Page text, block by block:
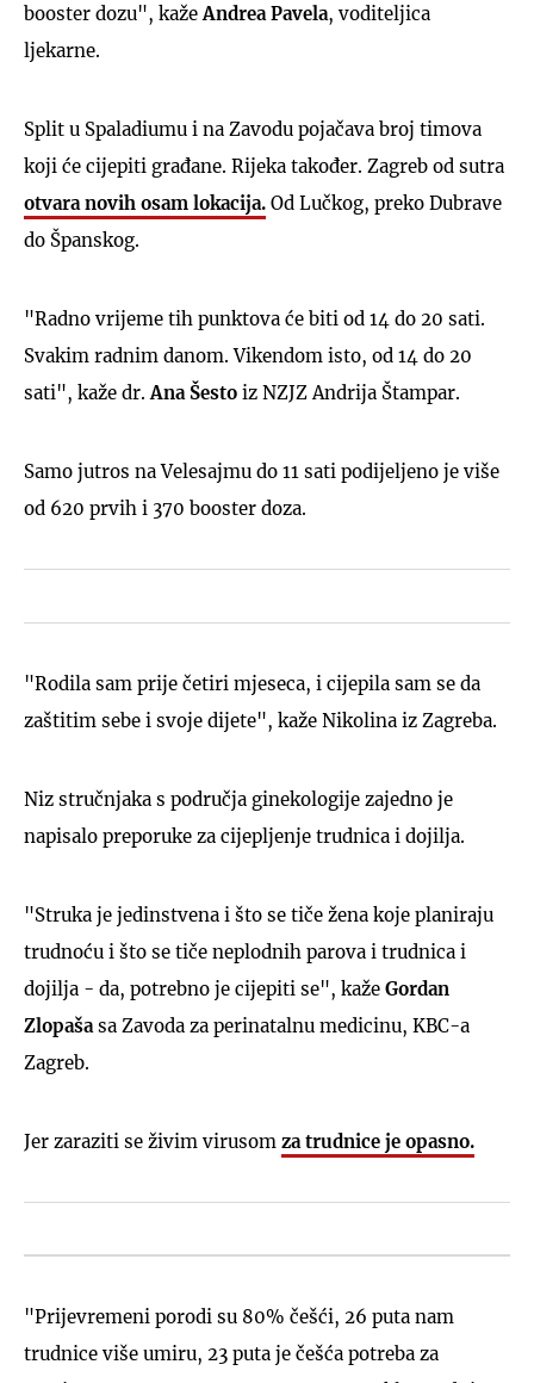
booster dozu", kaže Andrea Pavela, voditeljica
ljekarne.
Split u Spaladiumu i na Zavodu pojačava broj timova
koji će cijepiti građane. Rijeka također. Zagreb od sutra
otvara novih osam lokacija. Od Lučkog, preko Dubrave
do Španskog.
"Radno vrijeme tih punktova će biti od 14 do 20 sati.
Svakim radnim danom. Vikendom isto, od 14 do 20
sati", kaže dr. Ana Šesto iz NZJZ Andrija Štampar.
Samo jutros na Velesajmu do 11 sati podijeljeno je više
od 620 prvih i 370 booster doza.
"Rodila sam prije četiri mjeseca, i cijepila sam se da
zaštitim sebe i svoje dijete", kaže Nikolina iz Zagreba.
Niz stručnjaka s područja ginekologije zajedno je
napisalo preporuke za cijepljenje trudnica i dojilja.
"Struka je jedinstvena i što se tiče žena koje planiraju
trudnoću i što se tiče neplodnih parova i trudnica i
dojilja - da, potrebno je cijepiti se", kaže Gordan
Zlopaša sa Zavoda za perinatalnu medicinu, KBC-a
Zagreb.
Jer zaraziti se živim virusom za trudnice je opasno.
"Prijevremeni porodi su 80% češći, 26 puta nam
trudnice više umiru, 23 puta je češća potreba za